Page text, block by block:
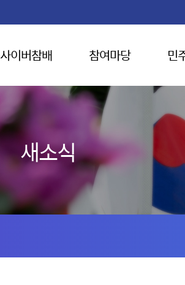
사이버참배 참여마당 민
새소식